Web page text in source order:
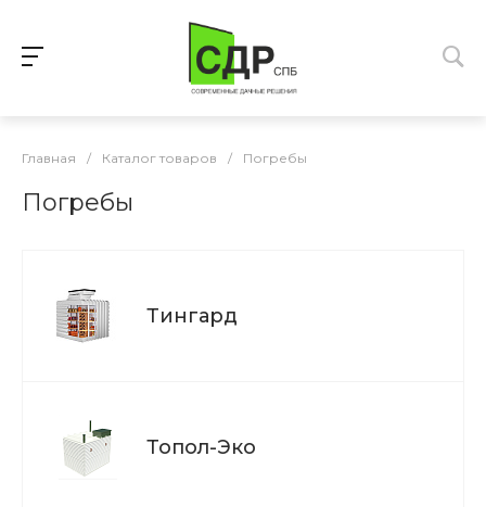
Главная / Каталог товаров / Погребы
Погребы
Тингард
Топол-Эко